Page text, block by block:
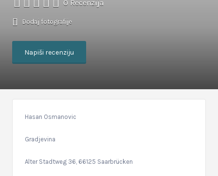
0 Recenzija
Dodaj fotografije
Napiši recenziju
Hasan Osmanovic
Gradjevina
Alter Stadtweg 36, 66125 Saarbrücken